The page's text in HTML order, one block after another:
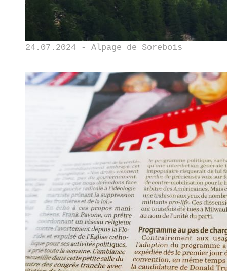
24.07.2024 - Alpage de Sorebois